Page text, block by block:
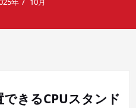
きるCPUスタンド